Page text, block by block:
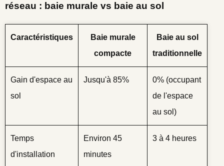
réseau : baie murale vs baie au sol
Caractéristiques
Baie murale
compacte
Baie au sol
traditionnelle
Gain d'espace au
sol
Jusqu'à 85%
0% (occupant
de l'espace
au sol)
Temps
d'installation
Environ 45
minutes
3 à 4 heures